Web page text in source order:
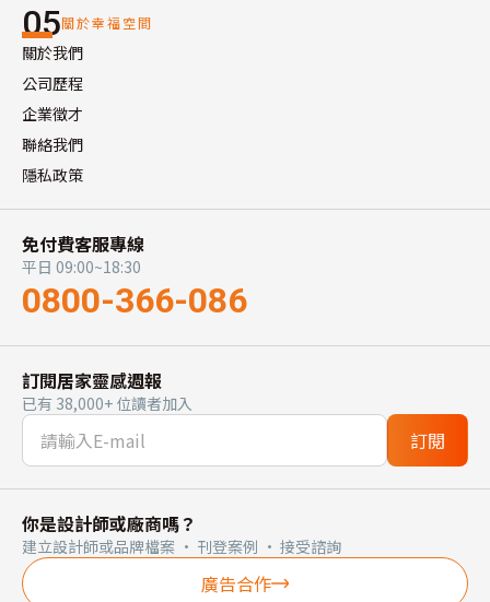
05關於幸福空間
關於我們
公司歷程
企業徵才
聯絡我們
隱私政策
免付費客服專線
平日 09:00~18:30
0800-366-086
訂閱居家靈感週報
已有 38,000+ 位讀者加入
訂閱
你是設計師或廠商嗎？
建立設計師或品牌檔案 · 刊登案例 · 接受諮詢
廣告合作